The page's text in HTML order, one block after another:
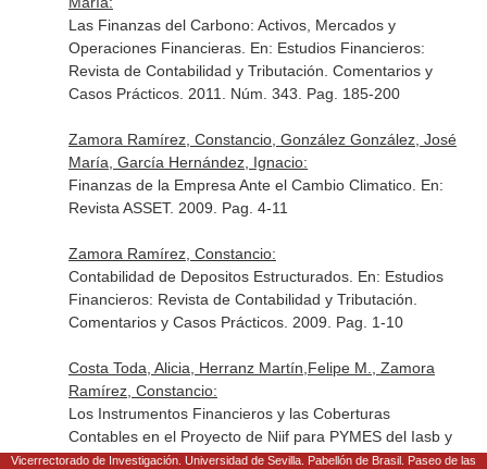
Las Finanzas del Carbono: Activos, Mercados y
Operaciones Financieras. En: Estudios Financieros:
Revista de Contabilidad y Tributación. Comentarios y
Casos Prácticos. 2011. Núm. 343. Pag. 185-200
Zamora Ramírez, Constancio, González González, José
María, García Hernández, Ignacio:
Finanzas de la Empresa Ante el Cambio Climatico. En:
Revista ASSET. 2009. Pag. 4-11
Zamora Ramírez, Constancio:
Contabilidad de Depositos Estructurados. En: Estudios
Financieros: Revista de Contabilidad y Tributación.
Comentarios y Casos Prácticos. 2009. Pag. 1-10
Costa Toda, Alicia, Herranz Martín,Felipe M., Zamora
Ramírez, Constancio:
Los Instrumentos Financieros y las Coberturas
Contables en el Proyecto de Niif para PYMES del Iasb y
el Pgc.En: Técnica Contable. 2008. Vol. 60. Núm. 710.
Vicerrectorado de Investigación. Universidad de Sevilla. Pabellón de Brasil. Paseo de las